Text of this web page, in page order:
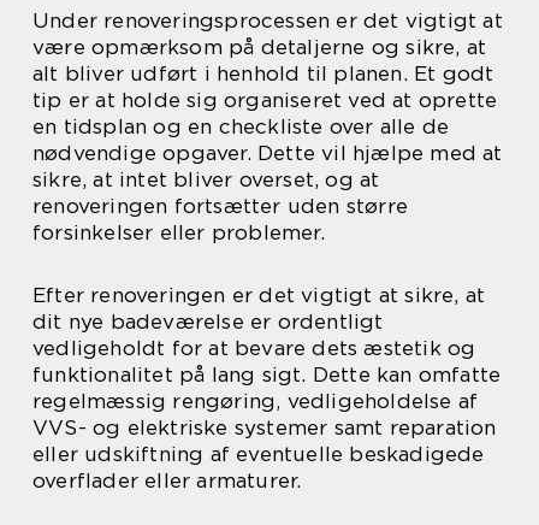
Under renoveringsprocessen er det vigtigt at
være opmærksom på detaljerne og sikre, at
alt bliver udført i henhold til planen. Et godt
tip er at holde sig organiseret ved at oprette
en tidsplan og en checkliste over alle de
nødvendige opgaver. Dette vil hjælpe med at
sikre, at intet bliver overset, og at
renoveringen fortsætter uden større
forsinkelser eller problemer.
Efter renoveringen er det vigtigt at sikre, at
dit nye badeværelse er ordentligt
vedligeholdt for at bevare dets æstetik og
funktionalitet på lang sigt. Dette kan omfatte
regelmæssig rengøring, vedligeholdelse af
VVS- og elektriske systemer samt reparation
eller udskiftning af eventuelle beskadigede
overflader eller armaturer.